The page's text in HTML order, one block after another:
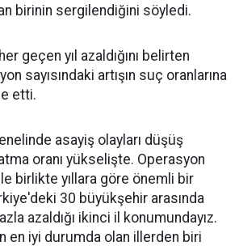
birinin sergilendiğini söyledi.
geçen yıl azaldığını belirten
sayısındaki artışın suç oranlarına
etti.
asayiş olayları düşüş
oranı yükselişte. Operasyon
ile birlikte yıllara göre önemli bir
30 büyükşehir arasında
azaldığı ikinci il konumundayız.
en iyi durumda olan illerden biri